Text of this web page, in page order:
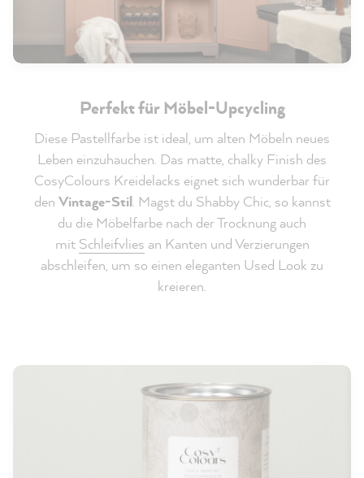
Perfekt für Möbel-Upcycling
Diese Pastellfarbe ist ideal, um alten Möbeln neues
Leben einzuhauchen. Das matte, chalky Finish des
CosyColours Kreidelacks eignet sich wunderbar für
den Vintage-Stil. Magst du Shabby Chic, so kannst
du die Möbelfarbe nach der Trocknung auch
mit Schleifvlies an Kanten und Verzierungen
abschleifen, um so einen eleganten Used Look zu
kreieren.